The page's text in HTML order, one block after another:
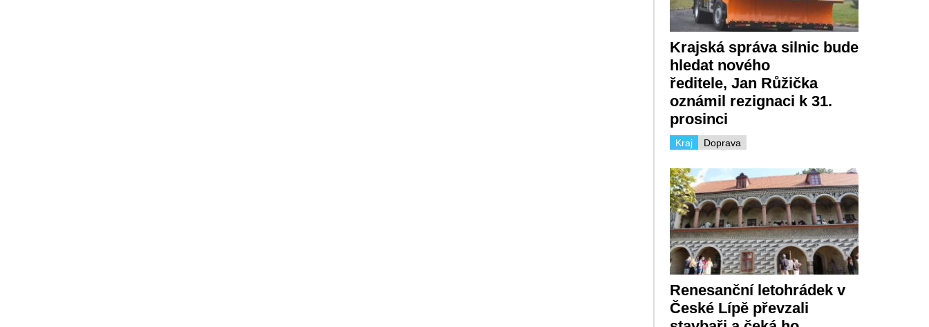
Krajská správa silnic bude
hledat nového
ředitele, Jan Růžička
oznámil rezignaci k 31.
prosinci
Doprava
Kraj
Renesanční letohrádek v
České Lípě převzali